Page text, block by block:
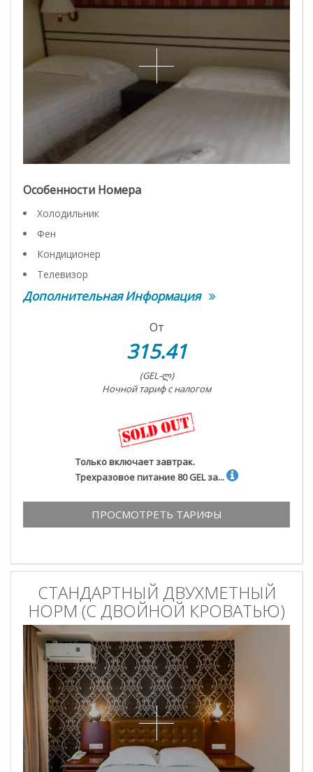
Особенности Номера
Холодильник
Фен
Кондиционер
Телевизор
Дополнительная Информация
От
315.41
(GEL-ლ)
Ночной тариф с налогом
Только включает завтрак.
Трехразовое питание 80 GEL за...
ПРОСМОТРЕТЬ ТАРИФЫ
СТАНДАРТНЫЙ ДВУХМЕТНЫЙ
НОРМ (С ДВОЙНОЙ КРОВАТЬЮ)